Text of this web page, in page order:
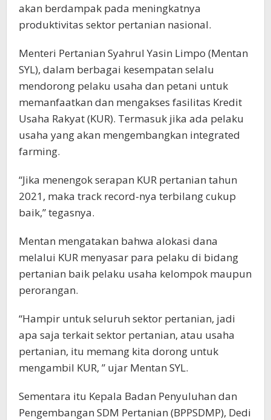
akan berdampak pada meningkatnya
produktivitas sektor pertanian nasional.
Menteri Pertanian Syahrul Yasin Limpo (Mentan
SYL), dalam berbagai kesempatan selalu
mendorong pelaku usaha dan petani untuk
memanfaatkan dan mengakses fasilitas Kredit
Usaha Rakyat (KUR). Termasuk jika ada pelaku
usaha yang akan mengembangkan integrated
farming.
“Jika menengok serapan KUR pertanian tahun
2021, maka track record-nya terbilang cukup
baik,” tegasnya.
Mentan mengatakan bahwa alokasi dana
melalui KUR menyasar para pelaku di bidang
pertanian baik pelaku usaha kelompok maupun
perorangan.
“Hampir untuk seluruh sektor pertanian, jadi
apa saja terkait sektor pertanian, atau usaha
pertanian, itu memang kita dorong untuk
mengambil KUR, ” ujar Mentan SYL.
Sementara itu Kepala Badan Penyuluhan dan
Pengembangan SDM Pertanian (BPPSDMP), Dedi